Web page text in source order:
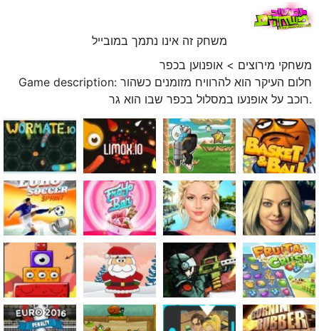
משחק זה אינו נתמך במובייל
משחקי מירוצים > אופנוען בכפר
Game description: חלום העיקר הוא להרוויח מזומנים כשהור
רוכב על אופנעו במסלול בכפר שבו הוא גר.